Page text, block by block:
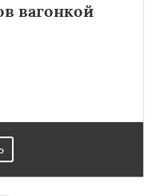
вагонкой